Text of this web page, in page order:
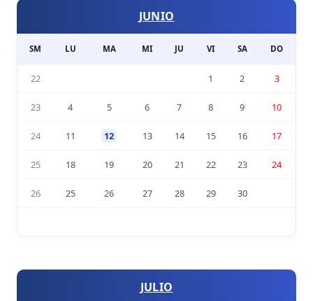
JUNIO
SM LU MA MI JU VI SA DO
22 1 2 3
23 4 5 6 7 8 9 10
24 11 12 13 14 15 16 17
25 18 19 20 21 22 23 24
26 25 26 27 28 29 30
JULIO